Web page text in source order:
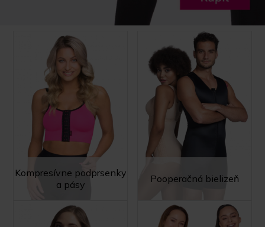
Kompresívne podprsenky
a pásy
Pooperačná bielizeň